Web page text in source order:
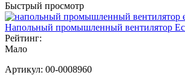
Быстрый просмотр
Напольный промышленный вентилятор
Рейтинг:
Мало
Артикул: 00-0008960